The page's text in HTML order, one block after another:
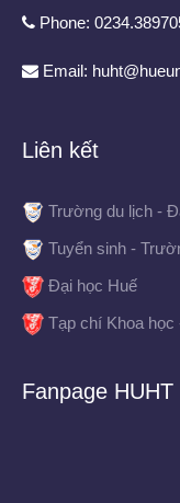
Phone:
Email:
Liên kết
Trường du lịch -
Tuyển sinh -
Đại học Huế
Tạp chí Khoa
Fanpage HUHT